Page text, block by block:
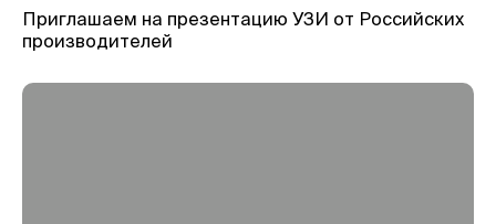
Приглашаем на презентацию УЗИ от Российских
производителей